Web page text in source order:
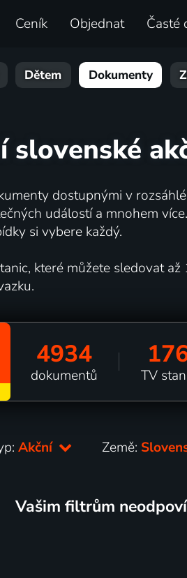
Ceník Objednat Časté
Dětem Dokumenty
slovenské
dostupnými v
událostí a mnohem více.
si vybere každý.
které můžete sledovat
4934
dokumentů TV
Akční Země:
Vašim filtrům